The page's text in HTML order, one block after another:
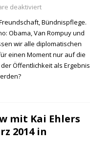
deaktiviert
Bündnispflege.
Obama, Van Rompuy und
wir alle diplomatischen
einen Moment nur auf die
Öffentlichkeit als Ergebnis
mit Kai Ehlers
2014 in